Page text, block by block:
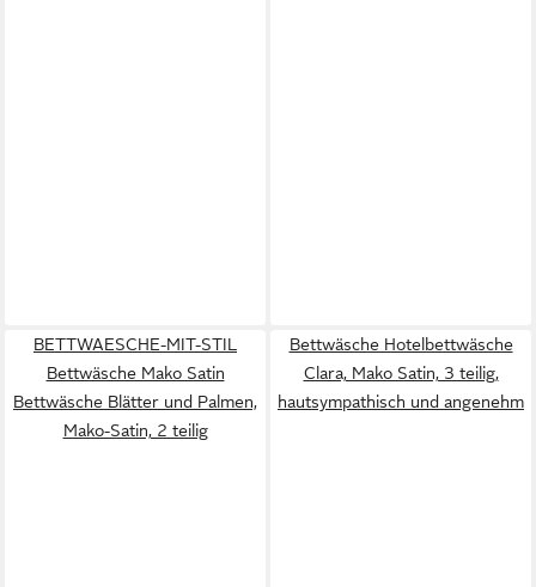
BETTWAESCHE-MIT-STIL
Bettwäsche Mako Satin
Bettwäsche Blätter und Palmen,
Mako-Satin, 2 teilig
Bettwäsche Hotelbettwäsche
Clara, Mako Satin, 3 teilig,
hautsympathisch und angenehm